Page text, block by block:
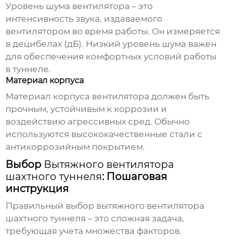
Уровень шума вентилятора – это
интенсивность звука, издаваемого
вентилятором во время работы. Он измеряется
в децибелах (дБ). Низкий уровень шума важен
для обеспечения комфортных условий работы
в туннеле.
Материал корпуса
Материал корпуса вентилятора должен быть
прочным, устойчивым к коррозии и
воздействию агрессивных сред. Обычно
используются высококачественные стали с
антикоррозийным покрытием.
Выбор Вытяжного вентилятора
шахтного туннеля: Пошаговая
инструкция
Правильный выбор вытяжного вентилятора
шахтного туннеля – это сложная задача,
требующая учета множества факторов.